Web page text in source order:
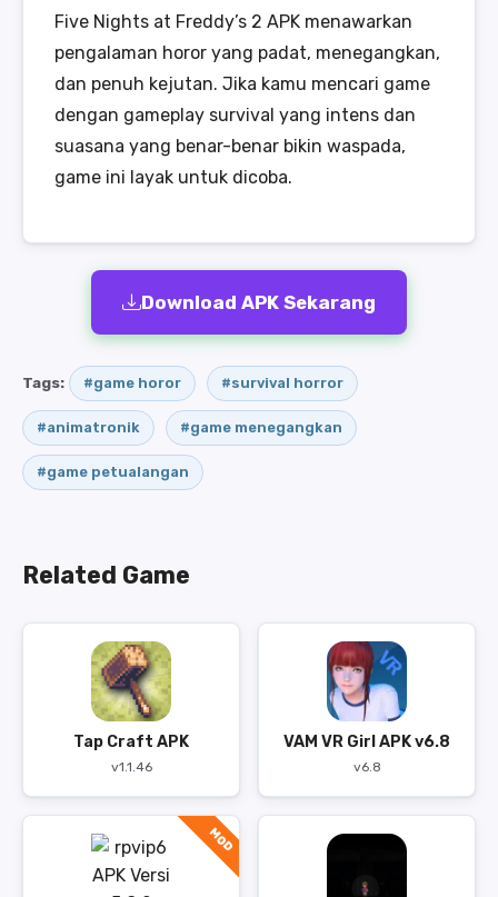
Five Nights at Freddy’s 2 APK menawarkan
pengalaman horor yang padat, menegangkan,
dan penuh kejutan. Jika kamu mencari game
dengan gameplay survival yang intens dan
suasana yang benar-benar bikin waspada,
game ini layak untuk dicoba.
Download APK Sekarang
Tags: #game horor #survival horror
#animatronik #game menegangkan
#game petualangan
Related Game
Tap Craft APK
v1.1.46
VAM VR Girl APK v6.8
v6.8
MOD